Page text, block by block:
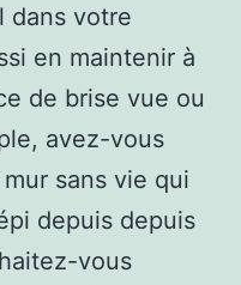
dans votre
en maintenir à
de brise vue ou
avez-vous
sans vie qui
depuis depuis
vous